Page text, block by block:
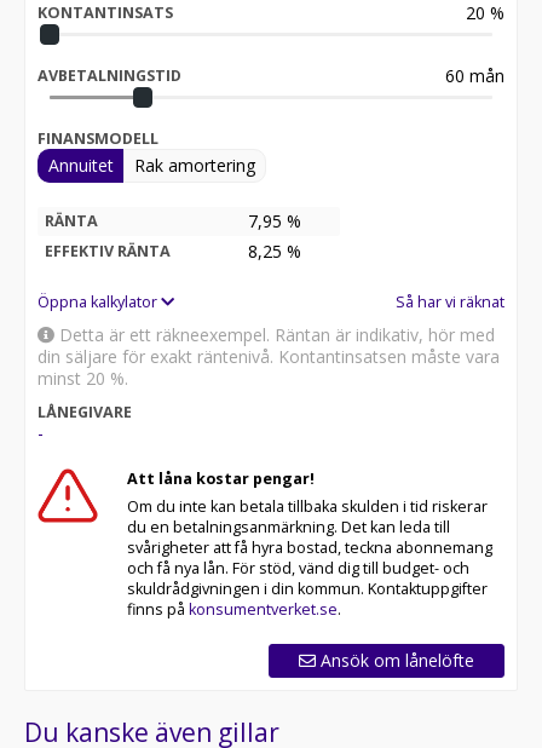
KONTANTINSATS 20 %
AVBETALNINGSTID 60 mån
FINANSMODELL
Annuitet Rak amortering
RÄNTA 7,95 %
EFFEKTIV RÄNTA 8,25 %
Öppna kalkylator Så har vi räknat
Detta är ett räkneexempel. Räntan är indikativ, hör med
din säljare för exakt räntenivå. Kontantinsatsen måste vara
minst 20 %.
LÅNEGIVARE
-
Att låna kostar pengar!
Om du inte kan betala tillbaka skulden i tid riskerar
du en betalningsanmärkning. Det kan leda till
svårigheter att få hyra bostad, teckna abonnemang
och få nya lån. För stöd, vänd dig till budget- och
skuldrådgivningen i din kommun. Kontaktuppgifter
finns på konsumentverket.se.
Ansök om lånelöfte
Du kanske även gillar